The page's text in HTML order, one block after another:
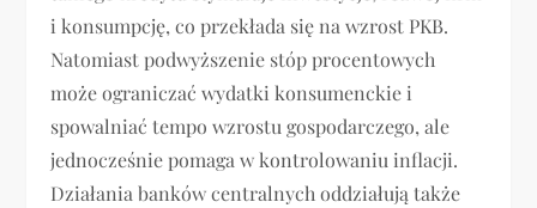
i konsumpcję, co przekłada się na wzrost PKB.
Natomiast podwyższenie stóp procentowych
może ograniczać wydatki konsumenckie i
spowalniać tempo wzrostu gospodarczego, ale
jednocześnie pomaga w kontrolowaniu inflacji.
Działania banków centralnych oddziałują także